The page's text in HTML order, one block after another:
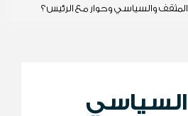
المثقف والسياسي وحوار مع الرئيس ؟